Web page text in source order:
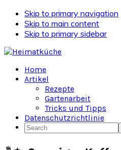
Skip to primary navigation
Skip to main content
Skip to primary sidebar
Home
Artikel
Rezepte
Gartenarbeit
Tricks und Tipps
Datenschutzrichtlinie
Search